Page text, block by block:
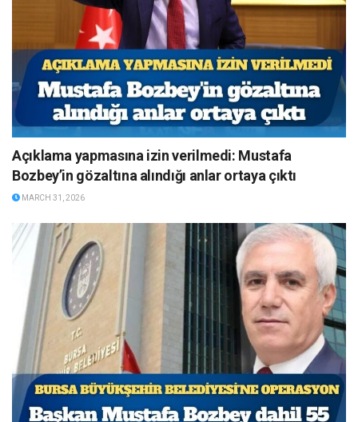
Açıklama yapmasına izin verilmedi: Mustafa
Bozbey’in gözaltına alındığı anlar ortaya çıktı
MARCH 31, 2026